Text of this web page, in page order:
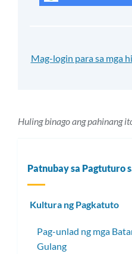
Mag-login para sa mga
Huling binago ang pahinang
Patnubay sa Pagtuturo
Kultura ng Pagkatuto
Pag-unlad ng mga
Gulang